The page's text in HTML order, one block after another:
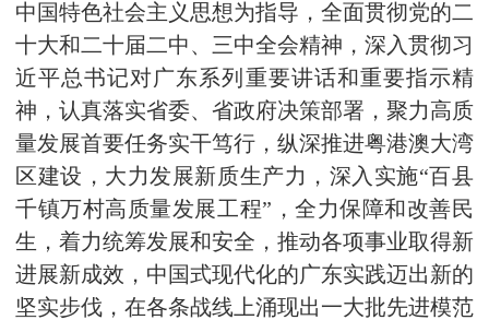
中国特色社会主义思想为指导，全面贯彻党的二
十大和二十届二中、三中全会精神，深入贯彻习
近平总书记对广东系列重要讲话和重要指示精
神，认真落实省委、省政府决策部署，聚力高质
量发展首要任务实干笃行，纵深推进粤港澳大湾
区建设，大力发展新质生产力，深入实施“百县
千镇万村高质量发展工程”，全力保障和改善民
生，着力统筹发展和安全，推动各项事业取得新
进展新成效，中国式现代化的广东实践迈出新的
坚实步伐，在各条战线上涌现出一大批先进模范